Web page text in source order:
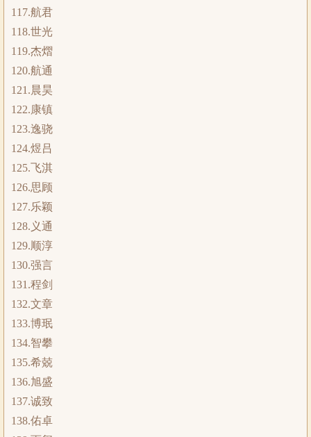
117.航君
118.世光
119.杰熠
120.航通
121.晨昊
122.康镇
123.逸骁
124.煜吕
125.飞淇
126.思顾
127.乐颖
128.义通
129.顺淳
130.强言
131.程剑
132.文章
133.博珉
134.智攀
135.希兢
136.旭盛
137.诚致
138.佑卓